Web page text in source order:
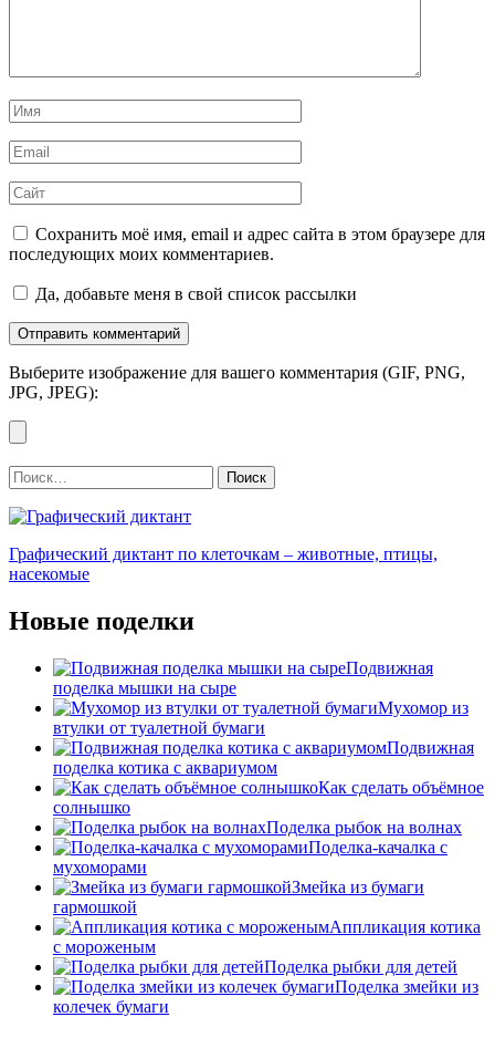
Имя
Email
Сайт
Сохранить моё имя, email и адрес сайта в этом браузере для
последующих моих комментариев.
Да, добавьте меня в свой список рассылки
Выберите изображение для вашего комментария (GIF, PNG,
JPG, JPEG):
Найти:
Графический диктант по клеточкам – животные, птицы,
насекомые
Новые поделки
Подвижная
поделка мышки на сыре
Мухомор из
втулки от туалетной бумаги
Подвижная
поделка котика с аквариумом
Как сделать объёмное
солнышко
Поделка рыбок на волнах
Поделка-качалка с
мухоморами
Змейка из бумаги
гармошкой
Аппликация котика
с мороженым
Поделка рыбки для детей
Поделка змейки из
колечек бумаги